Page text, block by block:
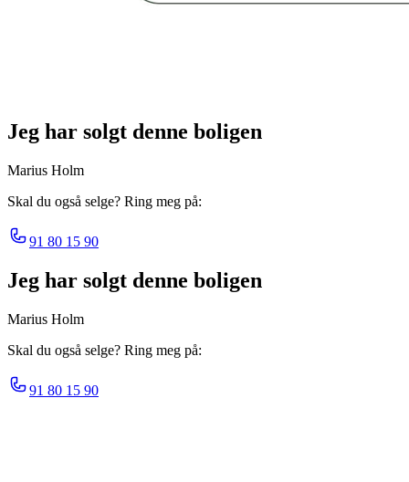
Jeg har solgt denne boligen
Marius Holm
Skal du også selge? Ring meg på:
91 80 15 90
Jeg har solgt denne boligen
Marius Holm
Skal du også selge? Ring meg på:
91 80 15 90